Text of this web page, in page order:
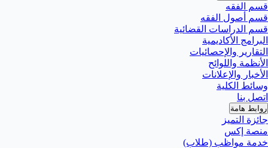
قسم الفقه
قسم أصول الفقه
قسم الدراسات القضائية
البرامج الأكاديمية
التقارير والإحصائيات
الأنظمة واللوائح
الأخبار والإعلانات
وسائط الكلية
اتصل بنا
روابط هامة
جائزة التميز
منصة إكس
خدمة مواظب (طلاب)